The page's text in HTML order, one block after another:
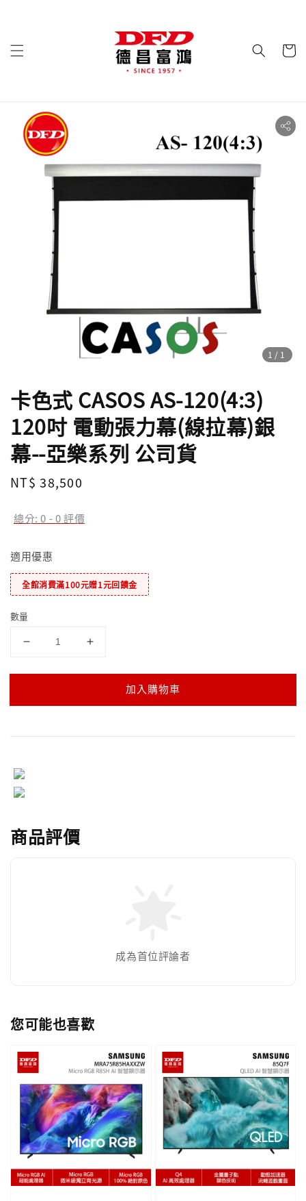
1 /1
卡色式 CASOS AS-120(4:3)
120吋 電動張力幕(線拉幕)銀
幕--亞樂系列 公司貨
Regular
NT$ 38,500
總分:0 -0評價
適用優惠
全館消費滿100元贈1元回饋金
數量
加入購物車
商品評價
成為首位評論者
您可能也喜歡